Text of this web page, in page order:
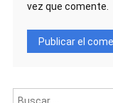
vez que comente.